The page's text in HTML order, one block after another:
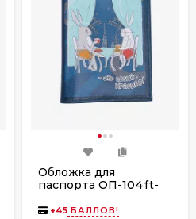
Обложка для
паспорта ОП-104ft-
+45 БАЛЛОВ!